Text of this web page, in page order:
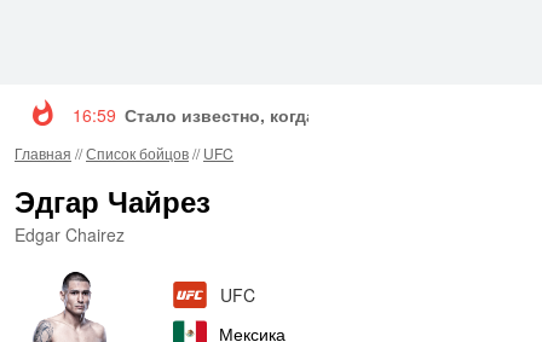
16:59 Стало известно, когда Конор Макгрегор
Главная //Список бойцов//UFC
Эдгар Чайрез
Edgar Chairez
UFC
Мексика